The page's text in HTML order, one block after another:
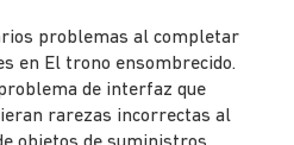
problemas al completar
en El trono ensombrecido.
de interfaz que
rarezas incorrectas al